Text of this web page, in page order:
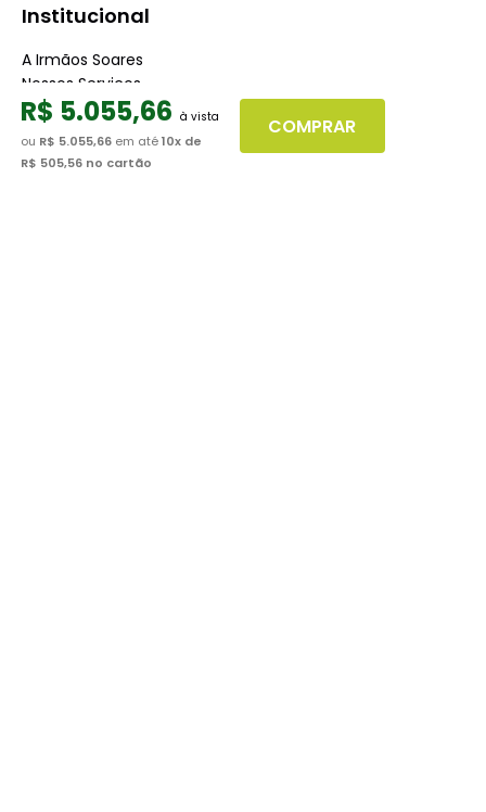
R$ 5.055,66
ou R$ 5.055,66 em até10x de
R$ 505,56 no cartão
COMPRAR
Institucional
A Irmãos Soares
Nossos Serviços
Nossas Lojas